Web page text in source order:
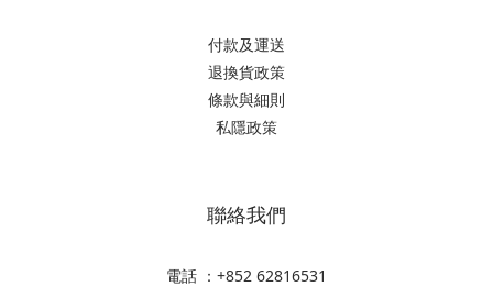
付款及運送
退換貨政策
條款與細則
私隱政策
聯絡我們
電話 ：+852 62816531